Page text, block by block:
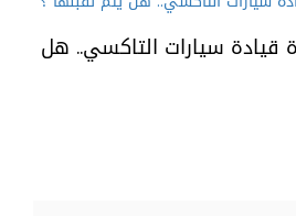
قيادة سيارات التاكسي.. هل